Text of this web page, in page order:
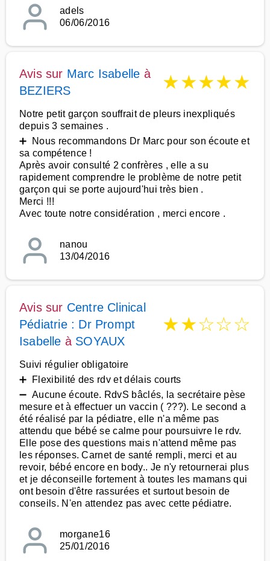
adels
06/06/2016
Avis sur Marc Isabelle à
BEZIERS
★★★★★
Notre petit garçon souffrait de pleurs inexpliqués
depuis 3 semaines .
➕ Nous recommandons Dr Marc pour son écoute et
sa compétence !
Après avoir consulté 2 confrères , elle a su
rapidement comprendre le problème de notre petit
garçon qui se porte aujourd'hui très bien .
Merci !!!
Avec toute notre considération , merci encore .
nanou
13/04/2016
Avis sur Centre Clinical
Pédiatrie : Dr Prompt
Isabelle à SOYAUX
★★☆☆☆
Suivi régulier obligatoire
➕ Flexibilité des rdv et délais courts
➖ Aucune écoute. RdvS bâclés, la secrétaire pèse
mesure et à effectuer un vaccin ( ???). Le second a
été réalisé par la pédiatre, elle n'a même pas
attendu que bébé se calme pour poursuivre le rdv.
Elle pose des questions mais n'attend même pas
les réponses. Carnet de santé rempli, merci et au
revoir, bébé encore en body.. Je n'y retournerai plus
et je déconseille fortement à toutes les mamans qui
ont besoin d'être rassurées et surtout besoin de
conseils. N'en attendez pas avec cette pédiatre.
morgane16
25/01/2016